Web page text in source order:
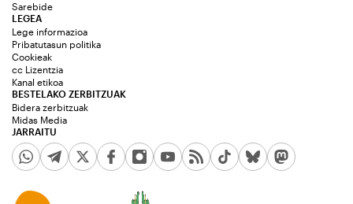
Sarebide
JARRAITU
LEGEA
Lege informazioa
Pribatutasun politika
Cookieak
cc Lizentzia
Kanal etikoa
BESTELAKO ZERBITZUAK
Bidera zerbitzuak
Midas Media